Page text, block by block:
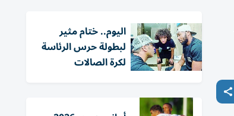
اليوم.. ختام مثير
لبطولة حرس الرئاسة
لكرة الصالات